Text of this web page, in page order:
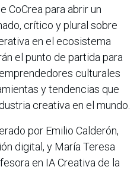
CoCrea para abrir un
crítico y plural sobre
en el ecosistema
el punto de partida para
culturales
y tendencias que
creativa en el mundo.
por Emilio Calderón,
digital, y María Teresa
en IA Creativa de la